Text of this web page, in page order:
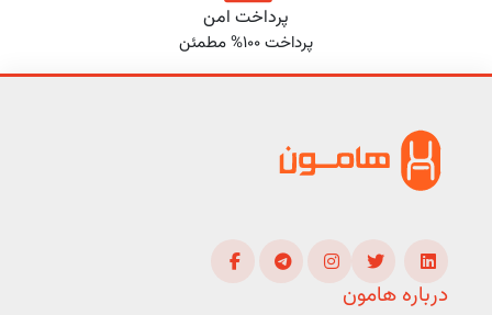
پرداخت امن
پرداخت 100% مطمئن
درباره هامون